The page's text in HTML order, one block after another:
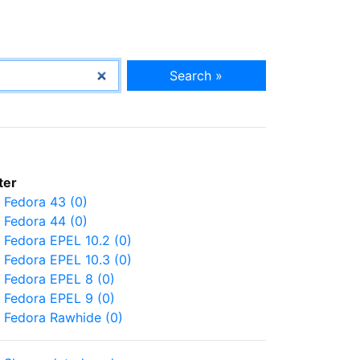
Search »
Fedora 43 (0)
Fedora 44 (0)
Fedora EPEL 10.2 (0)
Fedora EPEL 10.3 (0)
Fedora EPEL 8 (0)
Fedora EPEL 9 (0)
Fedora Rawhide (0)